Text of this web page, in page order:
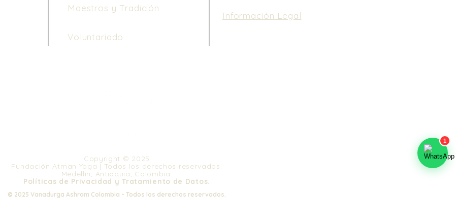
Maestros y Tradición
Voluntariado
Información Legal
Copyright © 2025
Fundación Atman Yoga | Todos los derechos reservados.
Medellin, Antioquia, Colombia.
Políticas de Privacidad y Tratamiento de Datos.
© 2025 Vanadurga Ashram Colombia - Todos los derechos reservados.